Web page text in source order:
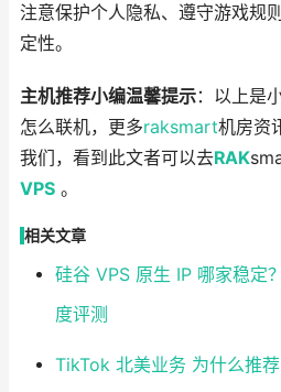
注意保护个人隐私、遵守游戏规
定性。
主机推荐小编温馨提示：以上是
怎么联机，更多raksmart机房资
我们，看到此文者可以去RAK
VPS 。
相关文章
硅谷 VPS 原生 IP 哪家稳定
度评测
TikTok 北美业务 为什么推